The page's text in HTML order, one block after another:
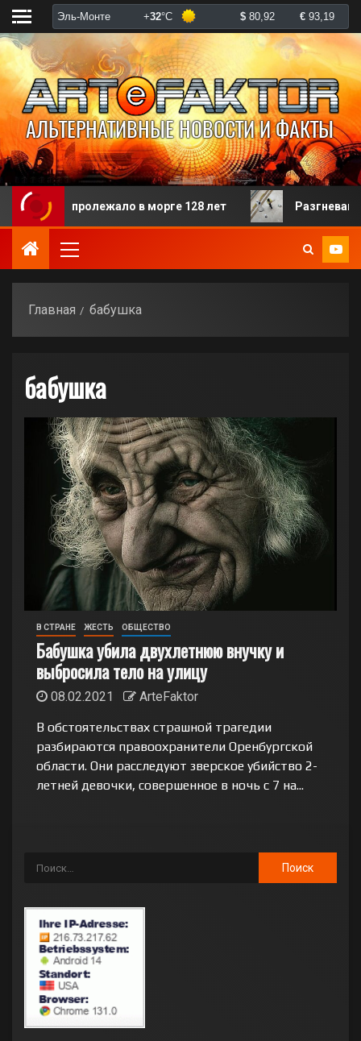
пролежало в морге 128 лет Разгневанная
Главная бабушка
бабушка
В СТРАНЕ ЖЕСТЬ ОБЩЕСТВО
Бабушка убила двухлетнюю внучку и
выбросила тело на улицу
08.02.2021
ArteFaktor
В обстоятельствах страшной трагедии
разбираются правоохранители Оренбургской
области. Они расследуют зверское убийство 2-
летней девочки, совершенное в ночь с 7 на...